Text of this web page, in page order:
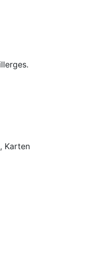
Karten